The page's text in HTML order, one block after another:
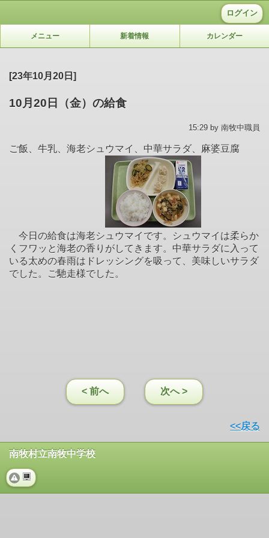
ログイン
メニュー 新着情報 カレンダー
[23年10月20日]
10月20日（金）の給食
15:29 by 南牧中職員
ご飯、牛乳、海老シュウマイ、中華サラダ、麻婆豆腐
今日の給食は海老シュウマイです。シュウマイは柔らか
くフワッと海老の香りがしてきます。中華サラダに入って
いる太めの春雨はドレッシングを吸って、美味しいサラダ
でした。ご馳走様でした。
< 前へ 次へ >
<<戻る
南牧村立南牧中学校